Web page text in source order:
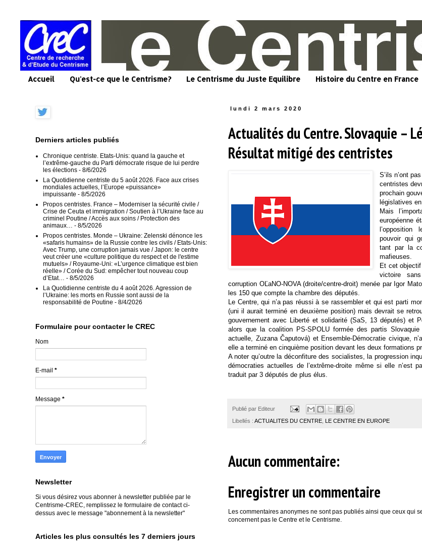
Accueil Qu'est-ce que le Centrisme? Le Centrisme du Juste Equilibre Histoire du Centre en France
lundi 2 mars 2020
Actualités du Centre. Slovaquie –
Résultat mitigé des centristes
S’ils n’ont
centristes
prochain
législatives
Mais
européenne
pouvoir qui
tant par la
mafieuses.
Et cet
victoire
corruption OĽaNO-NOVA (droite/centre-droit) menée par Igor
les 150 que compte la chambre des députés.
Le Centre, qui n’a pas réussi à se rassembler et qui est parti
(uni il aurait terminé en deuxième position) mais devrait se
gouvernement avec Liberté et solidarité (SaS, 13 députés) et
alors que la coalition PS-SPOLU formée des partis
actuelle, Zuzana Čaputová) et Ensemble-Démocratie civique,
elle a terminé en cinquième position devant les deux formations
A noter qu’outre la déconfiture des socialistes, la progression
démocraties actuelles de l’extrême-droite même si elle n’est
traduit par 3 députés de plus élus.
Publié par Editeur
Libellés : ACTUALITES DU CENTRE LE CENTRE EN EUROPE
Aucun commentaire:
Enregistrer un commentaire
Les commentaires anonymes ne sont pas publiés ainsi que ceux qui
concernent pas le Centre et le Centrisme.
Derniers articles publiés
Chronique centriste. Etats-Unis: quand la gauche et
l’extrême-gauche du Parti démocrate risque de lui perdre
les élections - 8/6/2026
La Quotidienne centriste du 5 août 2026. Face aux crises
mondiales actuelles, l’Europe «puissance»
impuissante - 8/5/2026
Propos centristes. France – Moderniser la sécurité civile /
Crise de Ceuta et immigration / Soutien à l’Ukraine face au
criminel Poutine / Accès aux soins / Protection des
animaux…
- 8/5/2026
Propos centristes. Monde – Ukraine: Zelenski dénonce les
«safaris humains» de la Russie contre les civils / Etats-Unis:
Avec Trump, une corruption jamais vue / Japon: le centre
veut créer une «culture politique du respect et de l'estime
mutuels» / Royaume-Uni: «L’urgence climatique est bien
réelle» / Corée du Sud: empêcher tout nouveau coup
d’Etat…
- 8/5/2026
La Quotidienne centriste du 4 août 2026. Agression de
l’Ukraine: les morts en Russie sont aussi de la
responsabilité de Poutine - 8/4/2026
Formulaire pour contacter le CREC
Nom
E-mail *
Message *
Newsletter
Si vous désirez vous abonner à newsletter publiée par le
Centrisme-CREC, remplissez le formulaire de contact ci-
dessus avec le message "abonnement à la newsletter"
Articles les plus consultés les 7 derniers jours